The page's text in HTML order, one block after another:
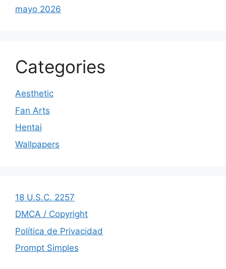
mayo 2026
Categories
Aesthetic
Fan Arts
Hentai
Wallpapers
18 U.S.C. 2257
DMCA / Copyright
Política de Privacidad
Prompt Simples